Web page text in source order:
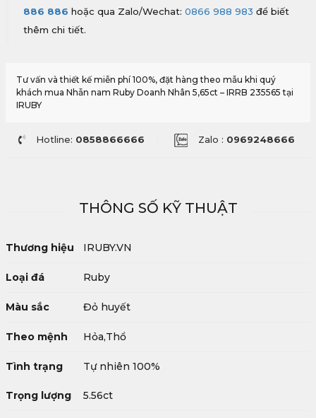
886 886 hoặc qua Zalo/Wechat: 0866 988 983 để biết
thêm chi tiết.
Tư vấn và thiết kế miễn phí 100%, đặt hàng theo mẫu khi quý
khách mua Nhẫn nam Ruby Doanh Nhân 5,65ct – IRRB 235565 tại
IRUBY
Hotline: 0858866666 Zalo : 0969248666
THÔNG SỐ KỸ THUẬT
Thương hiệu IRUBY.VN
Loại đá Ruby
Màu sắc Đỏ huyết
Theo mệnh Hỏa,Thổ
Tình trạng Tự nhiên 100%
Trọng lượng 5.56ct